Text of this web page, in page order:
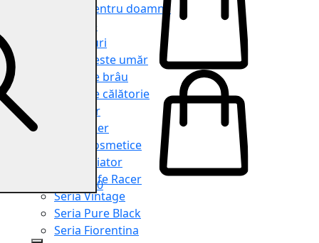
Genți pentru doamne
Serviete
Rucsacuri
Genți peste umăr
Genți de brâu
Genți de călătorie
Shopper
Organiser
Truse cosmetice
Seria Aviator
Seria Cafe Racer
Seria Vintage
Seria Pure Black
Seria Fiorentina
0